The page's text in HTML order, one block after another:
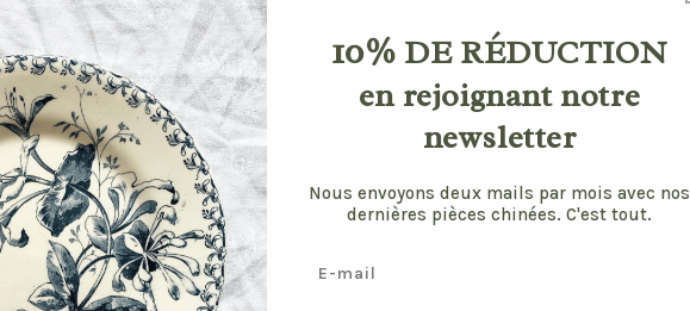
10% DE RÉDUCTION
en rejoignant notre
newsletter
Nous envoyons deux mails par mois avec nos
dernières pièces chinées. C'est tout.